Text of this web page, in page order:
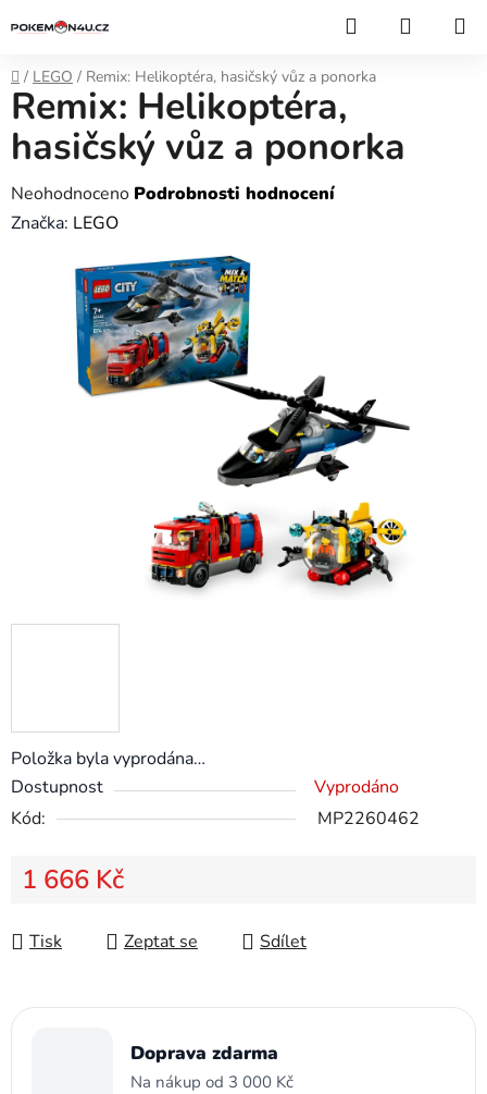
na
Hledat
Domů
/ LEGO / Remix: Helikoptéra, hasičský vůz a ponorka
Položka byla vyprodána…
Dostupnost
Vyprodáno
Kód:
MP2260462
1 666 Kč
Tisk
Zeptat se Sdílet
Remix: Helikoptéra,
hasičský vůz a ponorka
Průměrné
hodnocení
hvězdiček.
Neohodnoceno Podrobnosti hodnocení
Značka: LEGO
Doprava zdarma
Na nákup od 3 000 Kč